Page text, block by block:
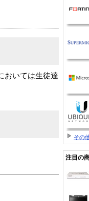
おいては生徒達
その
注目の